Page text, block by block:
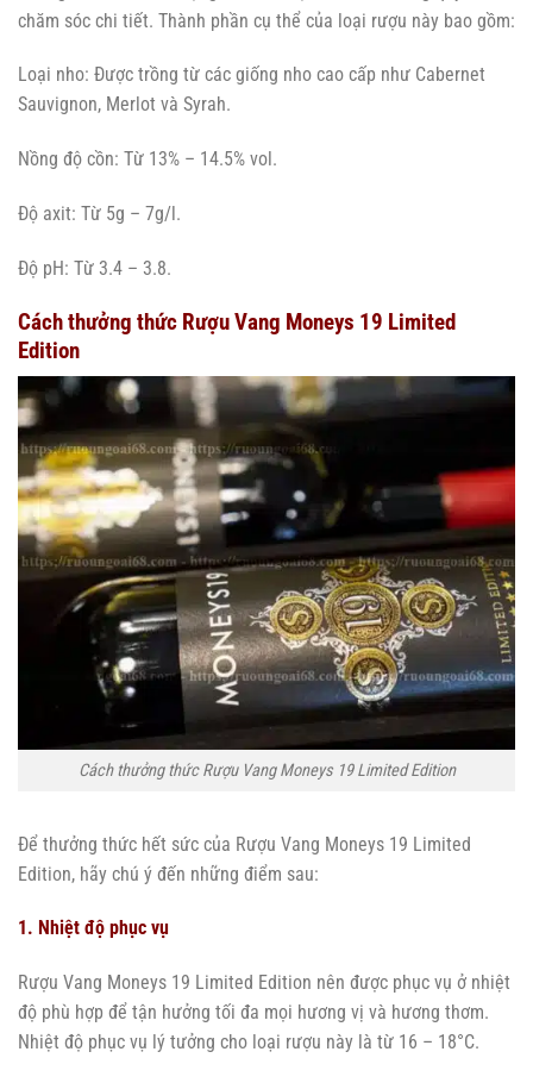
chăm sóc chi tiết. Thành phần cụ thể của loại rượu này bao gồm:
Loại nho: Được trồng từ các giống nho cao cấp như Cabernet
Sauvignon, Merlot và Syrah.
Nồng độ cồn: Từ 13% – 14.5% vol.
Độ axit: Từ 5g – 7g/l.
Độ pH: Từ 3.4 – 3.8.
Cách thưởng thức Rượu Vang Moneys 19 Limited
Edition
Cách thưởng thức Rượu Vang Moneys 19 Limited Edition
Để thưởng thức hết sức của Rượu Vang Moneys 19 Limited
Edition, hãy chú ý đến những điểm sau:
1. Nhiệt độ phục vụ
Rượu Vang Moneys 19 Limited Edition nên được phục vụ ở nhiệt
độ phù hợp để tận hưởng tối đa mọi hương vị và hương thơm.
Nhiệt độ phục vụ lý tưởng cho loại rượu này là từ 16 – 18°C.